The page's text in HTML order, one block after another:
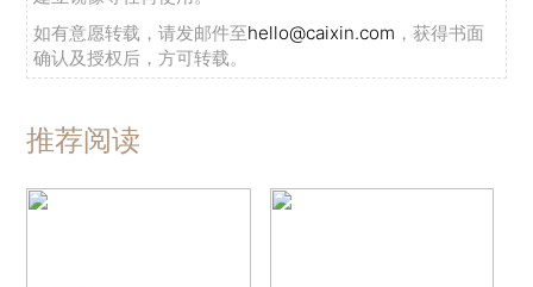
如有意愿转载，请发邮件至hello@caixin.com ，获得书面
确认及授权后，方可转载。
推荐阅读